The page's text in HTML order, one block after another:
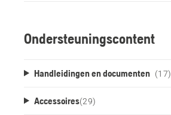
Ondersteuningscontent
Handleidingen en documenten (17)
Accessoires(29)